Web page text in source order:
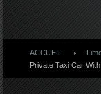
ACCUEIL
Private Taxi Car